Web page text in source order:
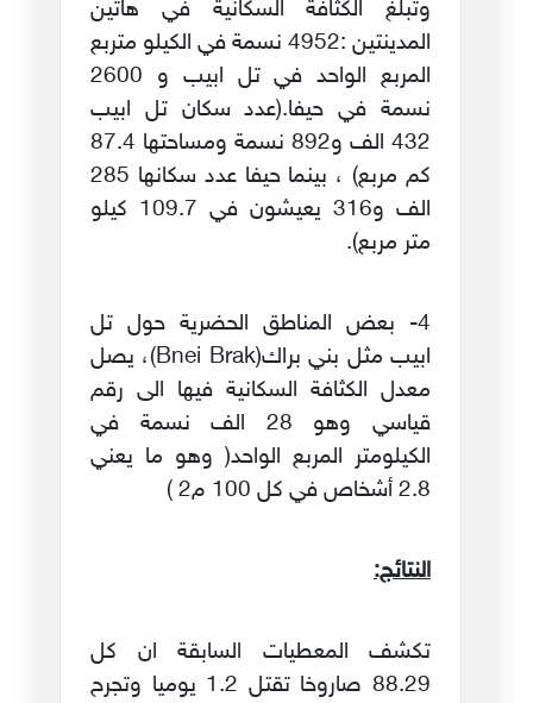
وتبلغ الكثافة السكانية في هاتين
المدينتين :4952 نسمة في الكيلو متربع
المربع الواحد في تل ابيب و 2600
نسمة في حيفا.(عدد سكان تل ابيب
432 الف و892 نسمة ومساحتها 87.4
كم مربع) ، بينما حيفا عدد سكانها 285
الف و316 يعيشون في 109.7 كيلو
متر مربع).
4- بعض المناطق الحضرية حول تل
ابيب مثل بني براك(Bnei Brak)، يصل
معدل الكثافة السكانية فيها الى رقم
قياسي وهو 28 الف نسمة في
الكيلومتر المربع الواحد( وهو ما يعني
2.8 أشخاص في كل 100 م2 )
النتائج:
تكشف المعطيات السابقة ان كل
88.29 صاروخا تقتل 1.2 يوميا وتجرح